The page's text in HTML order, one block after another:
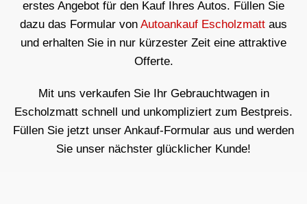
erstes Angebot für den Kauf Ihres Autos. Füllen Sie
dazu das Formular von Autoankauf Escholzmatt aus
und erhalten Sie in nur kürzester Zeit eine attraktive
Offerte.
Mit uns verkaufen Sie Ihr Gebrauchtwagen in
Escholzmatt schnell und unkompliziert zum Bestpreis.
Füllen Sie jetzt unser Ankauf-Formular aus und werden
Sie unser nächster glücklicher Kunde!